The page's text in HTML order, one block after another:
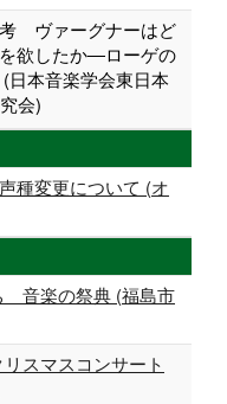
ヴァーグナーはど
欲したか―ローゲの
日本音楽学会東日本
会)
種変更について (オ
音楽の祭典 (福島市
スマスコンサート